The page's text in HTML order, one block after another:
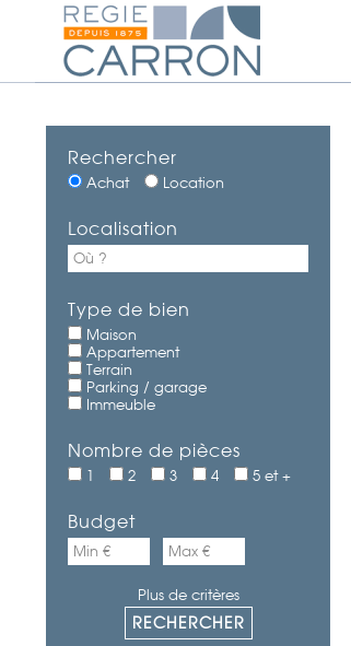
Rechercher
Achat Location
Localisation
Type de bien
Maison
Appartement
Terrain
Parking / garage
Immeuble
Nombre de pièces
1 2 3 4 5 et +
Budget
Plus de critères